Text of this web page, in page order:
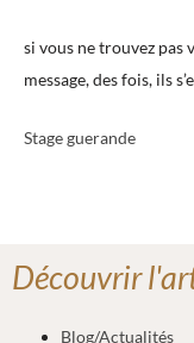
si vous ne trouvez pas
message, des fois, ils
Stage guerande
Découvrir
Blog/Actualités